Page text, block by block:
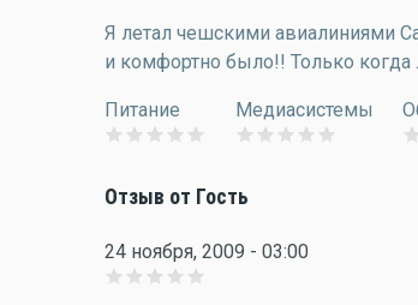
Я летал чешскими авиалиниями
и комфортно было!! Только
Питание Медиасистемы
Отзыв от Гость
24 ноября, 2009 - 03:00